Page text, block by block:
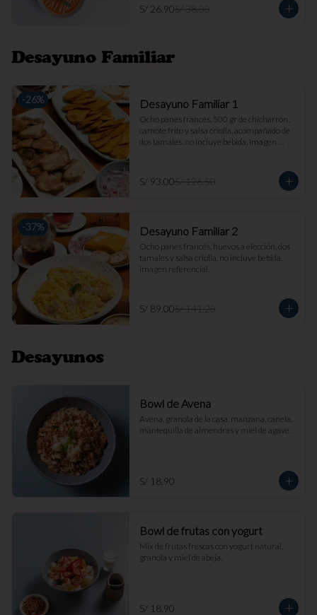
S/ 26.90S/ 38.00
Desayuno Familiar
-26% Desayuno Familiar 1
Ocho panes francés, 500 gr de chicharrón,
camote frito y salsa criolla, acompañado de
dos tamales. no incluye bebida. imagen
S/ 93.00S/ 126.50
-37% Desayuno Familiar 2
Ocho panes francés, huevos a elección, dos
tamales y salsa criolla. no incluye bebida.
imagen referencial.
S/ 89.00S/ 141.20
Desayunos
Bowl de Avena
Avena, granola de la casa, manzana, canela,
mantequilla de almendras y miel de agave.
S/ 18.90
Bowl de frutas con yogurt
Mix de frutas frescas con yogurt natural,
granola y miel de abeja.
S/ 18.90